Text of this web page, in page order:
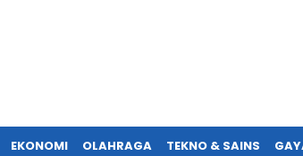
EKONOMI OLAHRAGA TEKNO & SAINS